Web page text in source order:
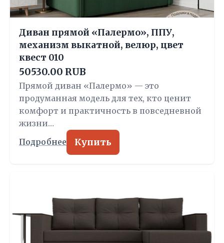
Диван прямой «Палермо», ППУ,
механизм выкатной, велюр, цвет
квест 010
50530.00 RUB
Прямой диван «Палермо» — это
продуманная модель для тех, кто ценит
комфорт и практичность в повседневной
жизни…
Подробнее Купить